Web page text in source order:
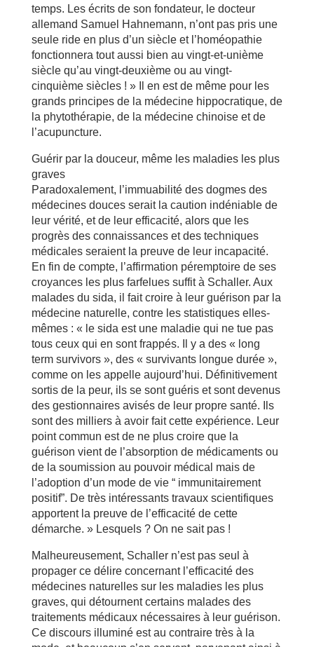
temps. Les écrits de son fondateur, le docteur
allemand Samuel Hahnemann, n’ont pas pris une
seule ride en plus d’un siècle et l’homéopathie
fonctionnera tout aussi bien au vingt-et-unième
siècle qu’au vingt-deuxième ou au vingt-
cinquième siècles ! » Il en est de même pour les
grands principes de la médecine hippocratique, de
la phytothérapie, de la médecine chinoise et de
l’acupuncture.
Guérir par la douceur, même les maladies les plus
graves
Paradoxalement, l’immuabilité des dogmes des
médecines douces serait la caution indéniable de
leur vérité, et de leur efficacité, alors que les
progrès des connaissances et des techniques
médicales seraient la preuve de leur incapacité.
En fin de compte, l’affirmation péremptoire de ses
croyances les plus farfelues suffit à Schaller. Aux
malades du sida, il fait croire à leur guérison par la
médecine naturelle, contre les statistiques elles-
mêmes : « le sida est une maladie qui ne tue pas
tous ceux qui en sont frappés. Il y a des « long
term survivors », des « survivants longue durée »,
comme on les appelle aujourd’hui. Définitivement
sortis de la peur, ils se sont guéris et sont devenus
des gestionnaires avisés de leur propre santé. Ils
sont des milliers à avoir fait cette expérience. Leur
point commun est de ne plus croire que la
guérison vient de l’absorption de médicaments ou
de la soumission au pouvoir médical mais de
l’adoption d’un mode de vie “ immunitairement
positif”. De très intéressants travaux scientifiques
apportent la preuve de l’efficacité de cette
démarche. » Lesquels ? On ne sait pas !
Malheureusement, Schaller n’est pas seul à
propager ce délire concernant l’efficacité des
médecines naturelles sur les maladies les plus
graves, qui détournent certains malades des
traitements médicaux nécessaires à leur guérison.
Ce discours illuminé est au contraire très à la